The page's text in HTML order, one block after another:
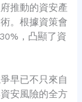
推動的資安產
。根據資策會
，凸顯了資
早已不只來自
安風險的全方